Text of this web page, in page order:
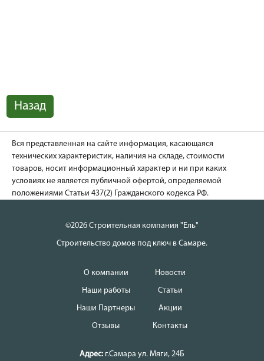
Назад
Вся представленная на сайте информация, касающаяся
технических характеристик, наличия на складе, стоимости
товаров, носит информационный характер и ни при каких
условиях не является публичной офертой, определяемой
положениями Статьи 437(2) Гражданского кодекса РФ.
©2026 Строительная компания "Ель"
Строительство домов под ключ в Самаре.
О компании
Наши работы
Наши Партнеры
Отзывы
Новости
Статьи
Акции
Контакты
Адрес: г.Самара ул. Мяги, 24Б